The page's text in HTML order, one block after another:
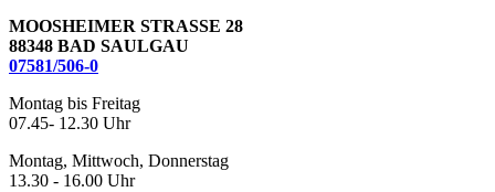
MOOSHEIMER STRASSE 28
88348 BAD SAULGAU
07581/506-0
Montag bis Freitag
07.45- 12.30 Uhr
Montag, Mittwoch, Donnerstag
13.30 - 16.00 Uhr